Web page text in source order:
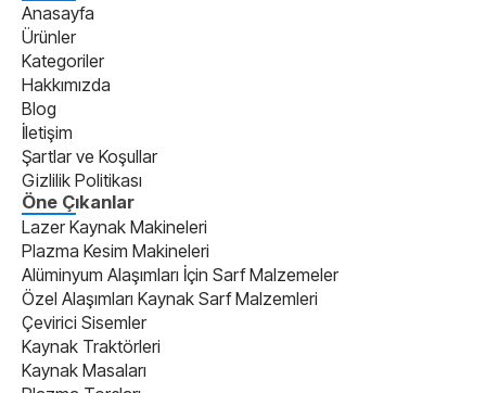
Anasayfa
Ürünler
Kategoriler
Hakkımızda
Blog
İletişim
Şartlar ve Koşullar
Gizlilik Politikası
Öne Çıkanlar
Lazer Kaynak Makineleri
Plazma Kesim Makineleri
Alüminyum Alaşımları İçin Sarf Malzemeler
Özel Alaşımları Kaynak Sarf Malzemleri
Çevirici Sisemler
Kaynak Traktörleri
Kaynak Masaları